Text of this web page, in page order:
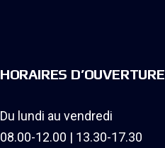
HORAIRES D’OUVERTURE
Du lundi au vendredi
08.00-12.00 | 13.30-17.30